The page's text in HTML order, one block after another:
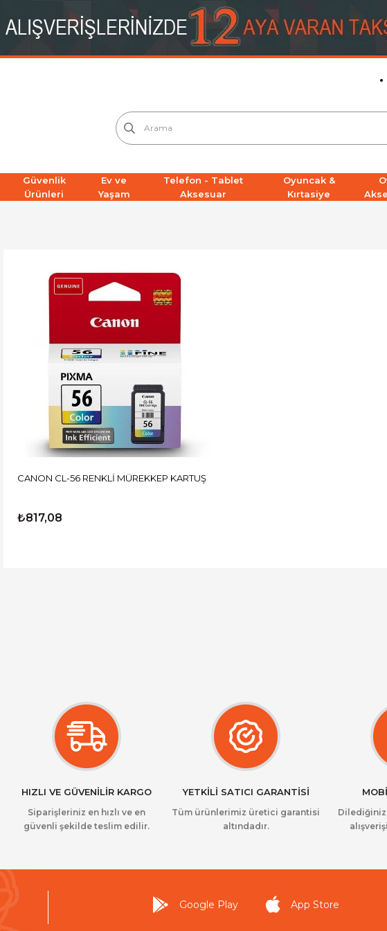
Güvenlik
Ürünleri
Ev ve
Yaşam
Telefon - Tablet
Aksesuar
Oyuncak &
Kırtasiye
CANON CL-56 RENKLİ MÜREKKEP KARTUŞ
₺817,08
HIZLI VE GÜVENİLİR KARGO
Siparişleriniz en hızlı ve en
güvenli şekilde teslim edilir.
YETKİLİ SATICI GARANTİSİ
Tüm ürünlerimiz üretici garantisi
altındadır.
Google Play App Store